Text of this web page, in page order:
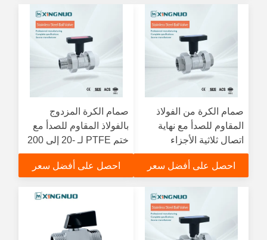
صمام الكرة من الفولاذ
المقاوم للصدأ مع نهاية
اتصال ثلاثية الأجزاء
للسيطرة على خطوط
الأنابيب الصناعية حتى
احصل على أفضل سعر
صمام الكرة المزدوج
بالفولاذ المقاوم للصدأ مع
ختم PTFE لـ -20 إلى 200
درجة مئوية وضغط 1000
PSIاحصل على أفضل سعر